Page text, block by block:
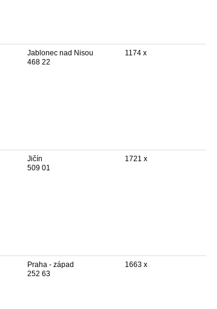
Jablonec nad Nisou
468 22
1174 x
Jičín
509 01
1721 x
Praha - západ
252 63
1663 x